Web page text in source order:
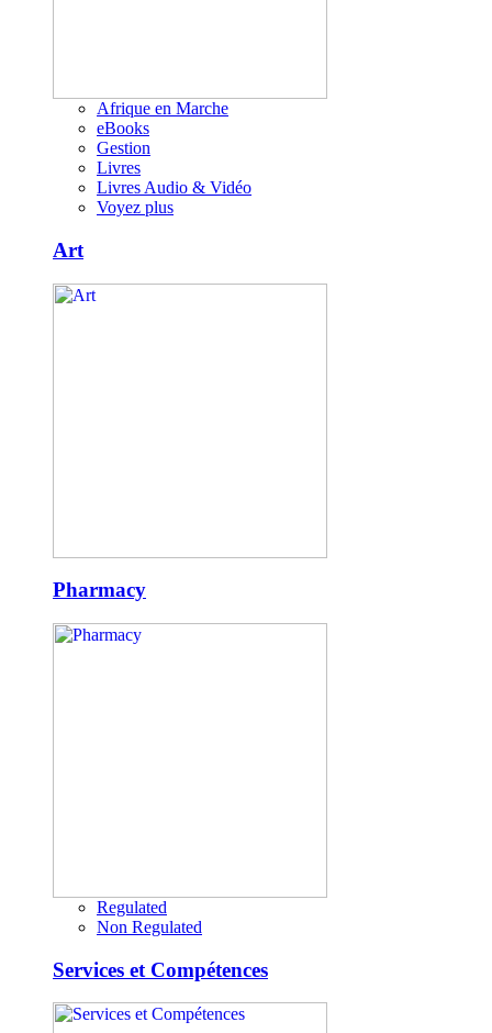
Afrique en Marche
eBooks
Gestion
Livres
Livres Audio & Vidéo
Voyez plus
Art
Pharmacy
Regulated
Non Regulated
Services et Compétences